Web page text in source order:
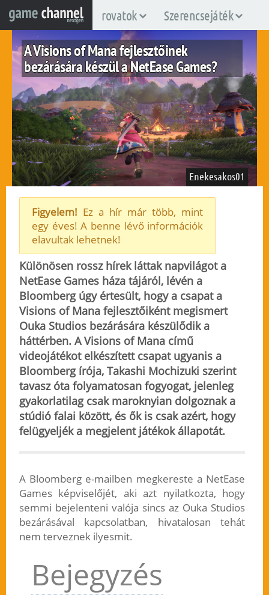
rovatok Szerencsejáték
A Visions of Mana fejlesztőinek
bezárására készül a NetEase Games?
fuggetlen
Enekesakos01
Figyelem! Ez a hír már több, mint
egy éves! A benne lévő információk
elavultak lehetnek!
Különösen rossz hírek láttak napvilágot a
NetEase Games háza tájáról, lévén a
Bloomberg úgy értesült, hogy a csapat a
Visions of Mana fejlesztőiként megismert
Ouka Studios bezárására készülődik a
háttérben. A Visions of Mana című
videojátékot elkészített csapat ugyanis a
Bloomberg írója, Takashi Mochizuki szerint
tavasz óta folyamatosan fogyogat, jelenleg
gyakorlatilag csak maroknyian dolgoznak a
stúdió falai között, és ők is csak azért, hogy
felügyeljék a megjelent játékok állapotát.
A Bloomberg e-mailben megkereste a NetEase
Games képviselőjét, aki azt nyilatkozta, hogy
semmi bejelenteni valója sincs az Ouka Studios
bezárásával kapcsolatban, hivatalosan tehát
nem terveznek ilyesmit.
Bejegyzés